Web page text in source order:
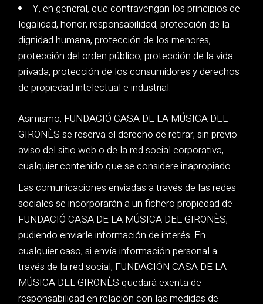
Y, en general, que contravengan los principios de
legalidad, honor, responsabilidad, protección de la
dignidad humana, protección de los menores,
protección del orden público, protección de la vida
privada, protección de los consumidores y derechos
de propiedad intelectual e industrial.
Asimismo, FUNDACIÓ CASA DE LA MÚSICA DEL
GIRONÈS se reserva el derecho de retirar, sin previo
aviso del sitio web o de la red social corporativa,
cualquier contenido que se considere inapropiado.
Las comunicaciones enviadas a través de las redes
sociales se incorporarán a un fichero propiedad de
FUNDACIÓ CASA DE LA MÚSICA DEL GIRONÈS,
pudiendo enviarle información de interés. En
cualquier caso, si envía información personal a
través de la red social, FUNDACIÓN CASA DE LA
MÚSICA DEL GIRONÈS quedará exenta de
responsabilidad en relación con las medidas de